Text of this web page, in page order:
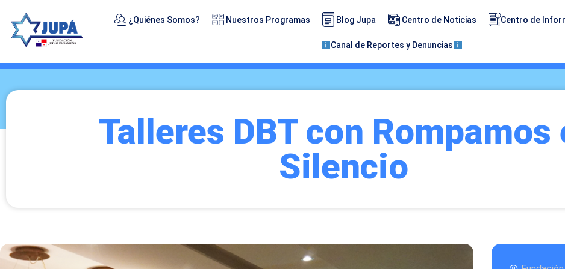
¿Quiénes Somos? Nuestros Programas Blog Jupa Centro de Noticias Centro de
Canal de Reportes y Denuncias
Talleres DBT con Rompamos
Silencio